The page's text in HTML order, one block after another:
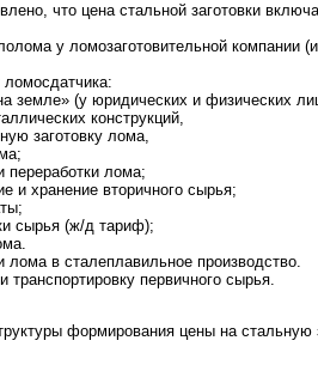
что цена стальной заготовки
у ломозаготовительной компании
ломосдатчика:
земле» (у юридических и физических
конструкций,
заготовку лома,
переработки лома;
и хранение вторичного сырья;
сырья (ж/д тариф);
лома в сталеплавильное производство.
транспортировку первичного сырья.
формирования цены на стальную